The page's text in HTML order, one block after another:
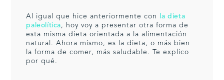
Al igual que hice anteriormente con
la dieta
paleolítica, hoy voy a presentar otra forma de
esta misma dieta orientada a la alimentación
natural. Ahora mismo, es la dieta, o más bien
la forma de comer, más saludable. Te explico
por qué.